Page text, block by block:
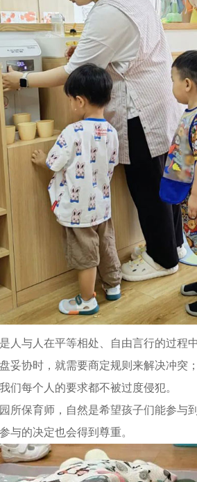
人与人在平等相处、自由言行的过程
妥协时，就需要商定规则来解决冲突
们每个人的要求都不被过度侵犯。
所保育师，自然是希望孩子们能参与
与的决定也会得到尊重。